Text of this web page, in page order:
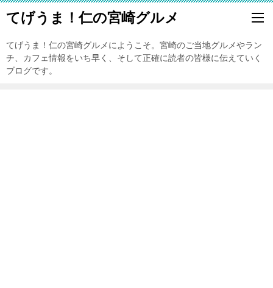
てげうま！仁の宮崎グルメ
てげうま！仁の宮崎グルメにようこそ。宮崎のご当地グルメやラン
チ、カフェ情報をいち早く、そして正確に読者の皆様に伝えていく
ブログです。